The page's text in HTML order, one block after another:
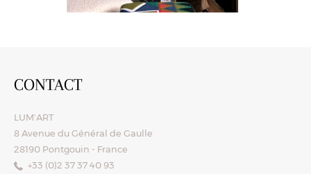
CONTACT
LUM'ART
8 Avenue du Général de Gaulle
28190 Pontgouin - France
+33 (0)2 37 37 40 93